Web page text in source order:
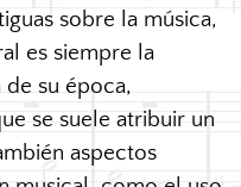
sobre la música,
es siempre la
de su época,
se suele atribuir un
aspectos